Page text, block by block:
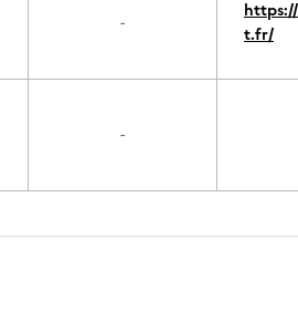
-
t.fr/
-